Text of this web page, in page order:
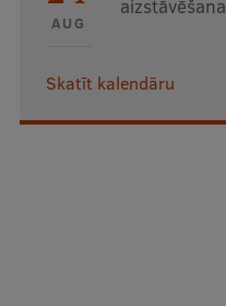
AUG
aizstāvēšana
Skatīt kalendāru